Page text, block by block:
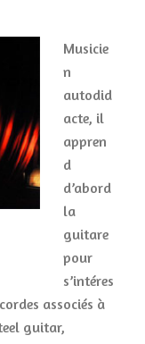
Musicie
n
autodid
acte, il
appren
d
d’abord
la
guitare
pour
s’intéres
associés à
guitar,